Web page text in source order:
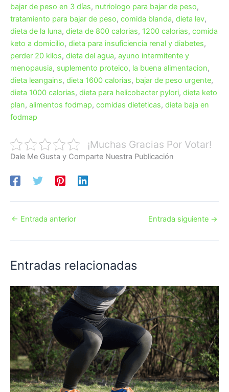
bajar de peso en 3 días, nutriologo para bajar de peso,
tratamiento para bajar de peso, comida blanda, dieta lev,
dieta de la luna, dieta de 800 calorias, 1200 calorias, comida
keto a domicilio, dieta para insuficiencia renal y diabetes,
perder 20 kilos, dieta del agua, ayuno intermitente y
menopausia, suplemento proteico, la buena alimentacion,
dieta leangains, dieta 1600 calorias, bajar de peso urgente,
dieta 1000 calorias, dieta para helicobacter pylori, dieta keto
plan, alimentos fodmap, comidas dieteticas, dieta baja en
fodmap
¡Muchas Gracias Por Votar!
Dale Me Gusta y Comparte Nuestra Publicación
← Entrada anterior Entrada siguiente →
Entradas relacionadas